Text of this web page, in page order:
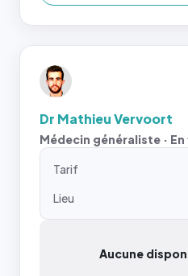
Dr Mathieu Vervoort
Médecin généraliste ·
Tarif
Lieu
Aucune